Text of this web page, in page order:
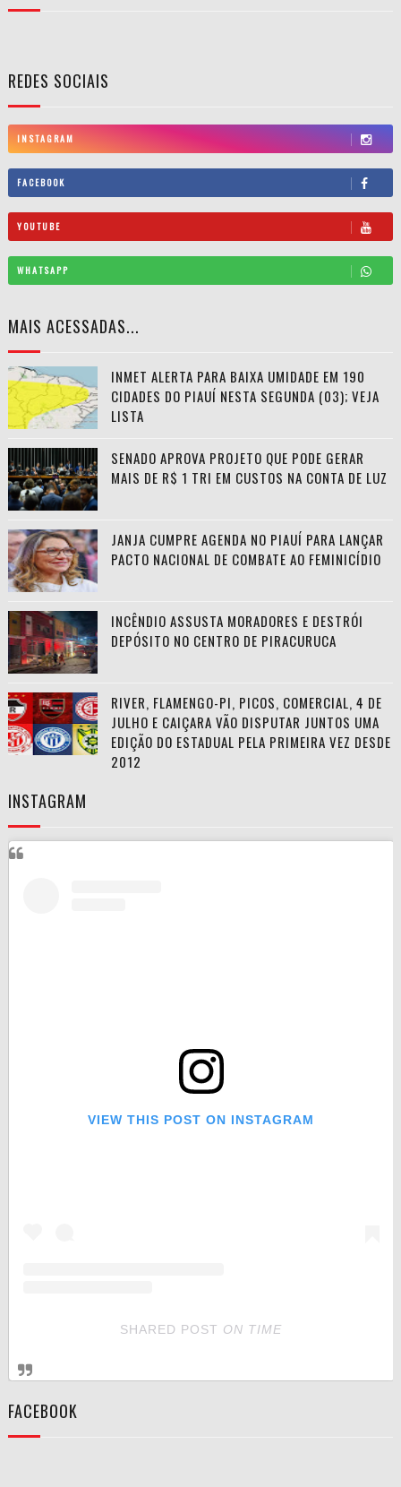
REDES SOCIAIS
INSTAGRAM
FACEBOOK
YOUTUBE
WHATSAPP
MAIS ACESSADAS...
INMET ALERTA PARA BAIXA UMIDADE EM 190
CIDADES DO PIAUÍ NESTA SEGUNDA (03); VEJA
LISTA
SENADO APROVA PROJETO QUE PODE GERAR
MAIS DE R$ 1 TRI EM CUSTOS NA CONTA DE LUZ
JANJA CUMPRE AGENDA NO PIAUÍ PARA LANÇAR
PACTO NACIONAL DE COMBATE AO FEMINICÍDIO
INCÊNDIO ASSUSTA MORADORES E DESTRÓI
DEPÓSITO NO CENTRO DE PIRACURUCA
RIVER, FLAMENGO-PI, PICOS, COMERCIAL, 4 DE
JULHO E CAIÇARA VÃO DISPUTAR JUNTOS UMA
EDIÇÃO DO ESTADUAL PELA PRIMEIRA VEZ DESDE
2012
INSTAGRAM
VIEW THIS POST ON INSTAGRAM
SHARED POST ON TIME
FACEBOOK